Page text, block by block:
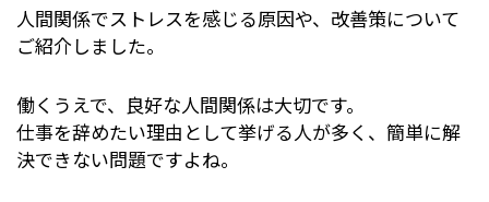
人間関係でストレスを感じる原因や、改善策について
ご紹介しました。
働くうえで、良好な人間関係は大切です。
仕事を辞めたい理由として挙げる人が多く、簡単に解
決できない問題ですよね。